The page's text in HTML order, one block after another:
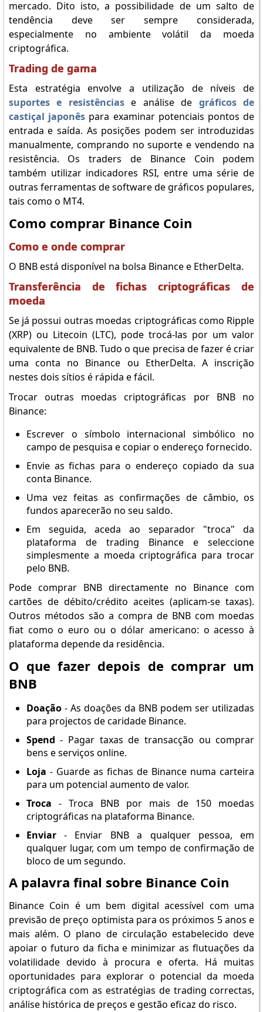
mercado. Dito isto, a possibilidade de um salto de
tendência deve ser sempre considerada,
especialmente no ambiente volátil da moeda
criptográfica.
Trading de gama
Esta estratégia envolve a utilização de níveis de
suportes e resistênciase análise de gráficos de
castiçal japonêspara examinar potenciais pontos de
entrada e saída. As posições podem ser introduzidas
manualmente, comprando no suporte e vendendo na
resistência. Os traders de Binance Coin podem
também utilizar indicadores RSI, entre uma série de
outras ferramentas de software de gráficos populares,
tais como o MT4.
Como comprar Binance Coin
Como e onde comprar
O BNB está disponível na bolsa Binance e EtherDelta.
Transferência de fichas criptográficas de
moeda
Se já possui outras moedas criptográficas como Ripple
(XRP) ou Litecoin (LTC), pode trocá-las por um valor
equivalente de BNB. Tudo o que precisa de fazer é criar
uma conta no Binance ou EtherDelta. A inscrição
nestes dois sítios é rápida e fácil.
Trocar outras moedas criptográficas por BNB no
Binance:
Escrever o símbolo internacional simbólico no
campo de pesquisa e copiar o endereço fornecido.
Envie as fichas para o endereço copiado da sua
conta Binance.
Uma vez feitas as confirmações de câmbio, os
fundos aparecerão no seu saldo.
Em seguida, aceda ao separador "troca" da
plataforma de trading Binance e seleccione
simplesmente a moeda criptográfica para trocar
pelo BNB.
Pode comprar BNB directamente no Binance com
cartões de débito/crédito aceites (aplicam-se taxas).
Outros métodos são a compra de BNB com moedas
fiat como o euro ou o dólar americano: o acesso à
plataforma depende da residência.
O que fazer depois de comprar um
BNB
Doação- As doações da BNB podem ser utilizadas
para projectos de caridade Binance.
Spend - Pagar taxas de transacção ou comprar
bens e serviços online.
Loja - Guarde as fichas de Binance numa carteira
para um potencial aumento de valor.
Troca - Troca BNB por mais de 150 moedas
criptográficas na plataforma Binance.
Enviar- Enviar BNB a qualquer pessoa, em
qualquer lugar, com um tempo de confirmação de
bloco de um segundo.
A palavra final sobre Binance Coin
Binance Coin é um bem digital acessível com uma
previsão de preço optimista para os próximos 5 anos e
mais além. O plano de circulação estabelecido deve
apoiar o futuro da ficha e minimizar as flutuações da
volatilidade devido à procura e oferta. Há muitas
oportunidades para explorar o potencial da moeda
criptográfica com as estratégias de trading correctas,
análise histórica de preços e gestão eficaz do risco.